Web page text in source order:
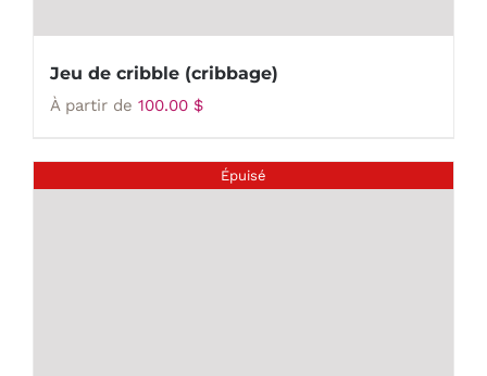
Jeu de cribble (cribbage)
À partir de 100.00 $
Épuisé